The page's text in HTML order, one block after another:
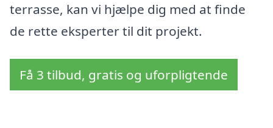
terrasse, kan vi hjælpe dig med at finde
de rette eksperter til dit projekt.
Få 3 tilbud, gratis og uforpligtende